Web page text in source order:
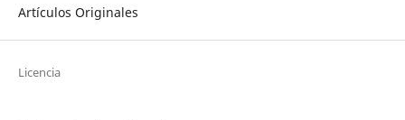
Artículos Originales
Licencia